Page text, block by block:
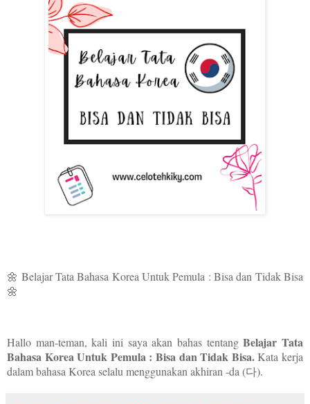
🌼 Belajar Tata Bahasa Korea Untuk Pemula : Bisa dan Tidak Bisa
🌼
Hallo man-teman, kali ini saya akan bahas tentangBelajar Tata
Bahasa Korea Untuk Pemula : Bisa dan Tidak Bisa.Kata kerja
dalam bahasa Korea selalu menggunakan akhiran -da (다).